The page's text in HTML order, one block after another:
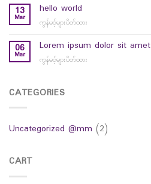
13
Mar
hello world
ကွန်မင့်များပိတ်ထား
world
06
Mar
Lorem ipsum dolor sit amet
ကွန်မင့်များပိတ်ထား
CATEGORIES
Uncategorized @mm (2)
CART